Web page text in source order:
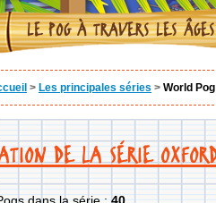
LE POG À TRAVERS LES ÂGES
> Les principales séries > World
DE LA SÉRIE